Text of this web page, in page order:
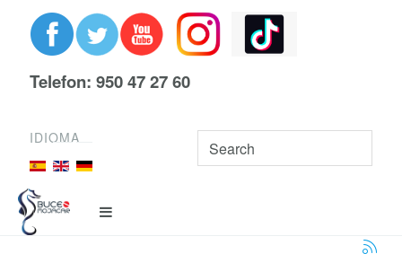
Telefon: 950 47 27 60
IDIOMA